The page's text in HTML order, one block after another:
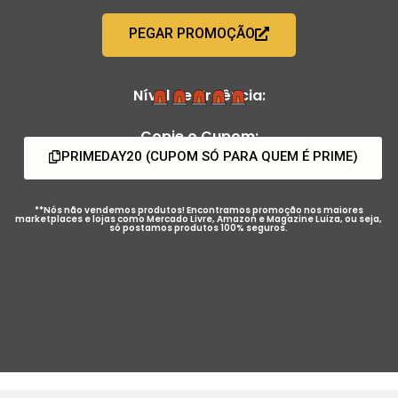
PEGAR PROMOÇÃO
Nível de Urgência:
Copie o Cupom:
PRIMEDAY20 (CUPOM SÓ PARA QUEM É PRIME)
**Nós não vendemos produtos! Encontramos promoção nos maiores
marketplaces e lojas como Mercado Livre, Amazon e Magazine Luiza, ou seja,
só postamos produtos 100% seguros.